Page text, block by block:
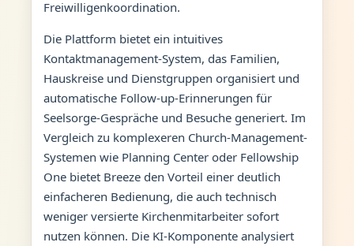
Freiwilligenkoordination.
Die Plattform bietet ein intuitives
Kontaktmanagement-System, das Familien,
Hauskreise und Dienstgruppen organisiert und
automatische Follow-up-Erinnerungen für
Seelsorge-Gespräche und Besuche generiert. Im
Vergleich zu komplexeren Church-Management-
Systemen wie Planning Center oder Fellowship
One bietet Breeze den Vorteil einer deutlich
einfacheren Bedienung, die auch technisch
weniger versierte Kirchenmitarbeiter sofort
nutzen können. Die KI-Komponente analysiert